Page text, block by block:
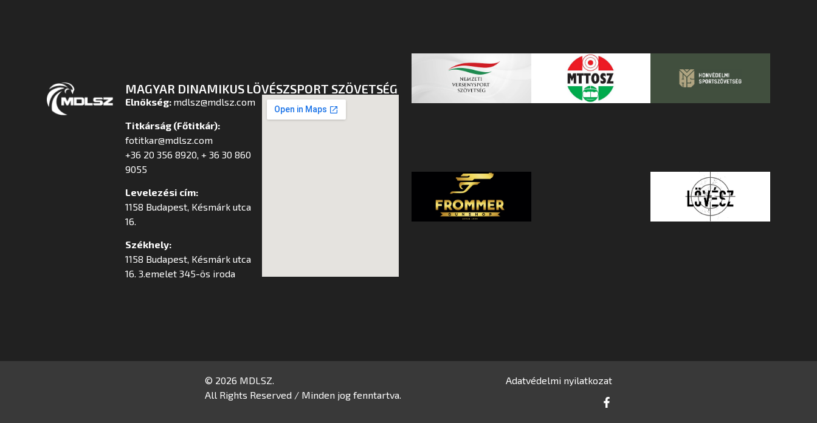
MAGYAR DINAMIKUS LÖVÉSZSPORT SZÖVETSÉG
Elnökség: mdlsz@mdlsz.com
Titkárság (Főtitkár):
fotitkar@mdlsz.com
+36 20 356 8920, + 36 30 860
9055
Levelezési cím:
1158 Budapest, Késmárk utca
16.
Székhely:
1158 Budapest, Késmárk utca
16. 3.emelet 345-ös iroda
© 2026 MDLSZ.
All Rights Reserved / Minden jog fenntartva.
Adatvédelmi nyilatkozat